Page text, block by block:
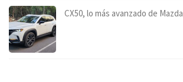
CX50, lo más avanzado de Mazda